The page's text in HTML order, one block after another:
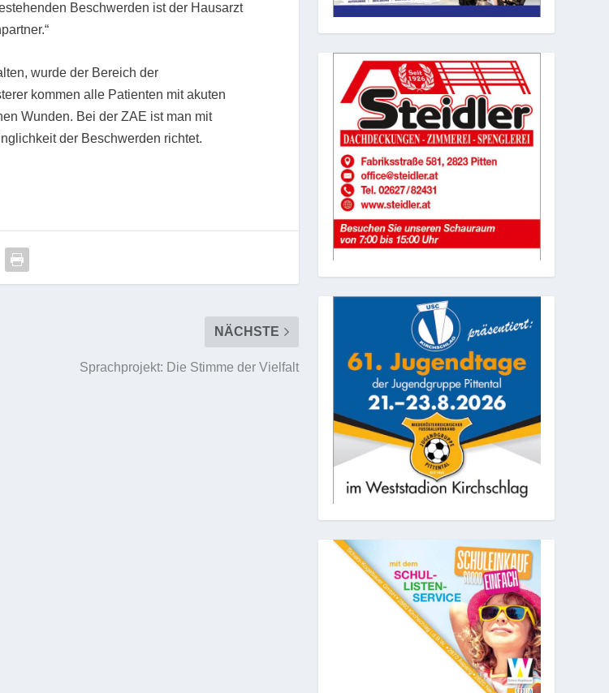
Beschwerden ist der Hausarzt
wurde der Bereich der
kommen alle Patienten mit akuten
Wunden. Bei der ZAE ist man mit
der Beschwerden richtet.
NÄCHSTE
Sprachprojekt: Die Stimme der Vielfalt